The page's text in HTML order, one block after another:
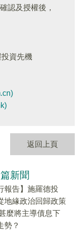
認及授權後，
資先機
返回上頁
新聞
報告】施羅德投
地緣政治回歸政策
麼將主導債息下
勢？